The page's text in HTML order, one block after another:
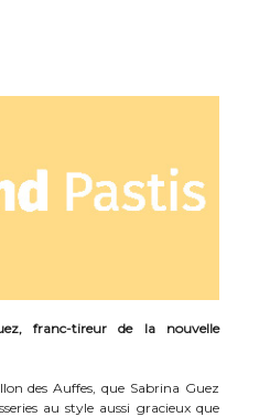
franc-tireur de la nouvelle
des Auffes, que Sabrina Guez
au style aussi gracieux que